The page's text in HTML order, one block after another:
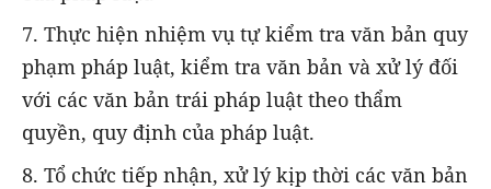
7. Thực hiện nhiệm vụ tự kiểm tra văn bản quy
phạm pháp luật, kiểm tra văn bản và xử lý đối
với các văn bản trái pháp luật theo thẩm
quyền, quy định của pháp luật.
8. Tổ chức tiếp nhận, xử lý kịp thời các văn bản